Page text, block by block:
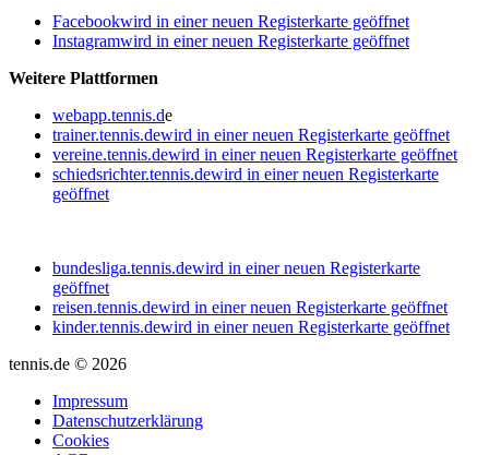
Facebookwird in einer neuen Registerkarte geöffnet
Instagramwird in einer neuen Registerkarte geöffnet
Weitere Plattformen
webapp.tennis.de
trainer.tennis.dewird in einer neuen Registerkarte geöffnet
vereine.tennis.dewird in einer neuen Registerkarte geöffnet
schiedsrichter.tennis.dewird in einer neuen Registerkarte
geöffnet
bundesliga.tennis.dewird in einer neuen Registerkarte
geöffnet
reisen.tennis.dewird in einer neuen Registerkarte geöffnet
kinder.tennis.dewird in einer neuen Registerkarte geöffnet
tennis.de © 2026
Impressum
Datenschutzerklärung
Cookies